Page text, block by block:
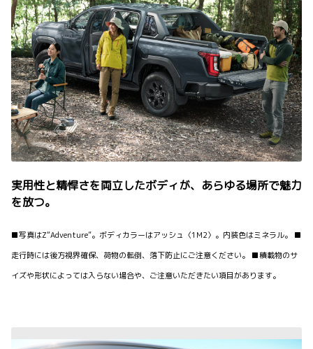
実用性と精悍さを両立したボディが、あらゆる場所で魅力
を放つ。
■写真はZ“Adventure”。ボディカラーはアッシュ〈1M2〉。内装色はミネラル。 ■
走行時には後方視界確保、荷物の転倒、落下防止にご注意ください。 ■積載物のサ
イズや形状によっては入らない場合や、ご注意いただきたい項目があります。